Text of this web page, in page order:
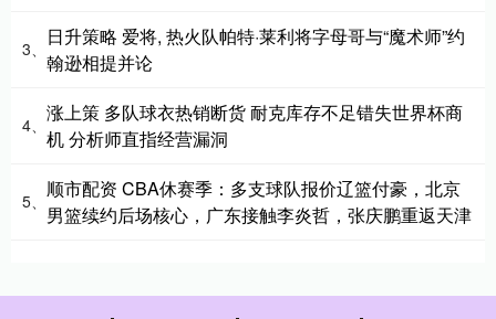
3、
日升策略 爱将, 热火队帕特·莱利将字母哥与“魔术师”约
翰逊相提并论
4、
涨上策 多队球衣热销断货 耐克库存不足错失世界杯商
机 分析师直指经营漏洞
5、
顺市配资 CBA休赛季：多支球队报价辽篮付豪，北京
男篮续约后场核心，广东接触李炎哲，张庆鹏重返天津